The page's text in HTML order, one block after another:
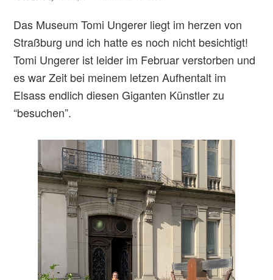
Das Museum Tomi Ungerer liegt im herzen von
Straßburg und ich hatte es noch nicht besichtigt!
Tomi Ungerer ist leider im Februar verstorben und
es war Zeit bei meinem letzen Aufhentalt im
Elsass endlich diesen Giganten Künstler zu
“besuchen”.